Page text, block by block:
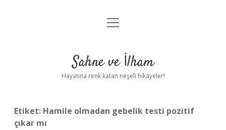
Anasayfa
Yasal Uyarı
menüyü
Sahne ve İlham
Hayatına renk katan neşeli hikayeler!
Etiket: Hamile olmadan gebelik testi pozitif
çıkar mı